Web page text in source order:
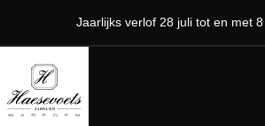
Jaarlijks verlof 28 juli tot en met 8